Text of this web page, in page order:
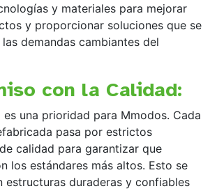
y materiales para mejorar
y proporcionar soluciones que se
demandas cambiantes del
con la Calidad:
es una prioridad para Mmodos. Cada
pasa por estrictos
calidad para garantizar que
los estándares más altos. Esto se
estructuras duraderas y confiables